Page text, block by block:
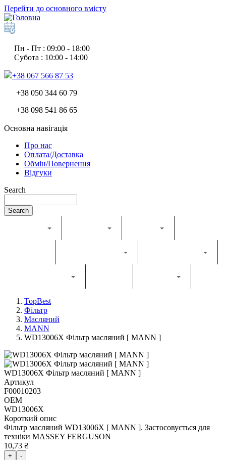
Перейти до основного вмісту
Пн - Пт : 09:00 - 18:00
Субота : 10:00 - 14:00
+38 067 566 87 53
+38 050 344 60 79
+38 098 541 86 65
Основна навігація
Про нас
Оплата/Доставка
Обмін/Повернення
Відгуки
Search
Search
TopBest
Фільтр
Масляний
MANN
WD13006X Фільтр масляний [ MANN ]
WD13006X Фільтр масляний [ MANN ]
Артикул
F00010203
OEM
WD13006X
Короткий опис
Фільтр масляний WD13006X [ MANN ]. Застосовується для
техніки MASSEY FERGUSON
10,73 ₴
+ -